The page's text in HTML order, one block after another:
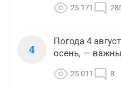
25 171
4
Погода 4
осень, —
25 011 8